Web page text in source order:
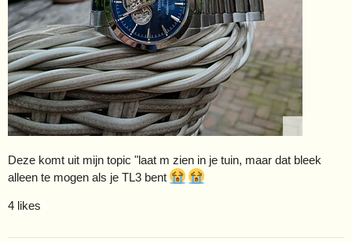
Deze komt uit mijn topic "laat m zien in je tuin, maar dat bleek
alleen te mogen als je TL3 bent
4 likes